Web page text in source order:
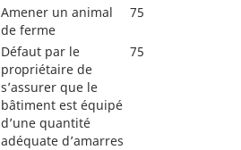
Amener un animal
de ferme
75
Défaut par le
propriétaire de
s’assurer que le
bâtiment est équipé
d’une quantité
adéquate d’amarres
75